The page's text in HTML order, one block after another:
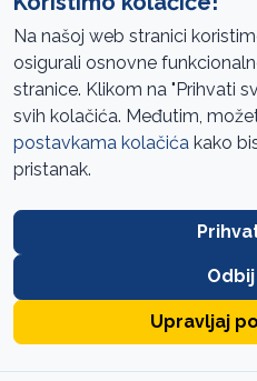
Pristup informacijama
Mapa sajta
Oglasi
FAQ
URED ZA REVIZIJU
Na našoj web stranici
osigurali osnovne
stranice. Klikom na "Prihvati
svih kolačića. Međutim,
postavkama kolačića kako
pristanak.
Upravljaj